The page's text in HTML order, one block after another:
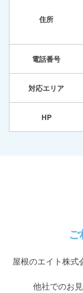
住所
電話番号
対応エリア
HP
ご
屋根のエイト株式
他社でのお